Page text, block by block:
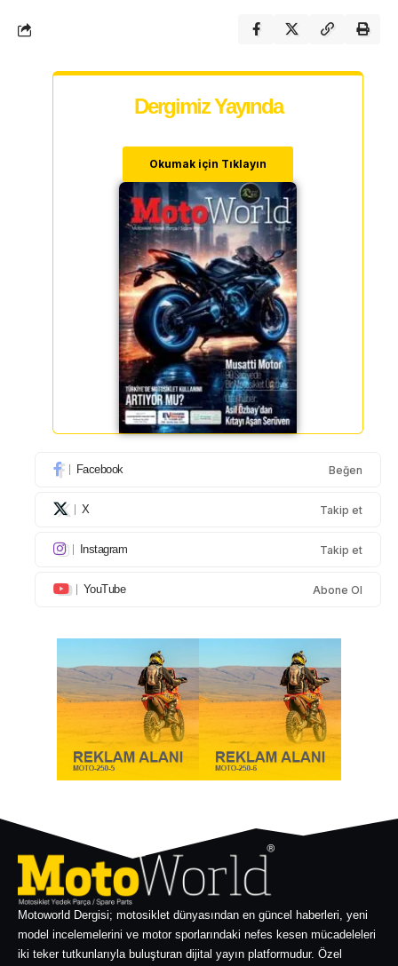
Dergimiz Yayında
Okumak için Tıklayın
Facebook Beğen
X Takip et
Instagram Takip et
YouTube Abone Ol
Motoworld Dergisi; motosiklet dünyasından en güncel haberleri, yeni
model incelemelerini ve motor sporlarındaki nefes kesen mücadeleleri
iki teker tutkunlarıyla buluşturan dijital yayın platformudur. Özel